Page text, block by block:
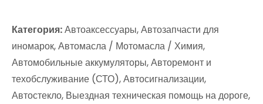
Категория:Автоаксессуары, Автозапчасти для
иномарок, Автомасла / Мотомасла / Химия,
Автомобильные аккумуляторы, Авторемонт и
техобслуживание (СТО), Автосигнализации,
Автостекло, Выездная техническая помощь на дороге,